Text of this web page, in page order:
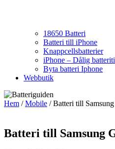
18650 Batteri
Batteri till iPhone
Knappcellsbatterier
iPhone – Dålig
Byta batteri Iphone
Webbutik
Hem /Mobile / Batteri till
Batteri till Samsung